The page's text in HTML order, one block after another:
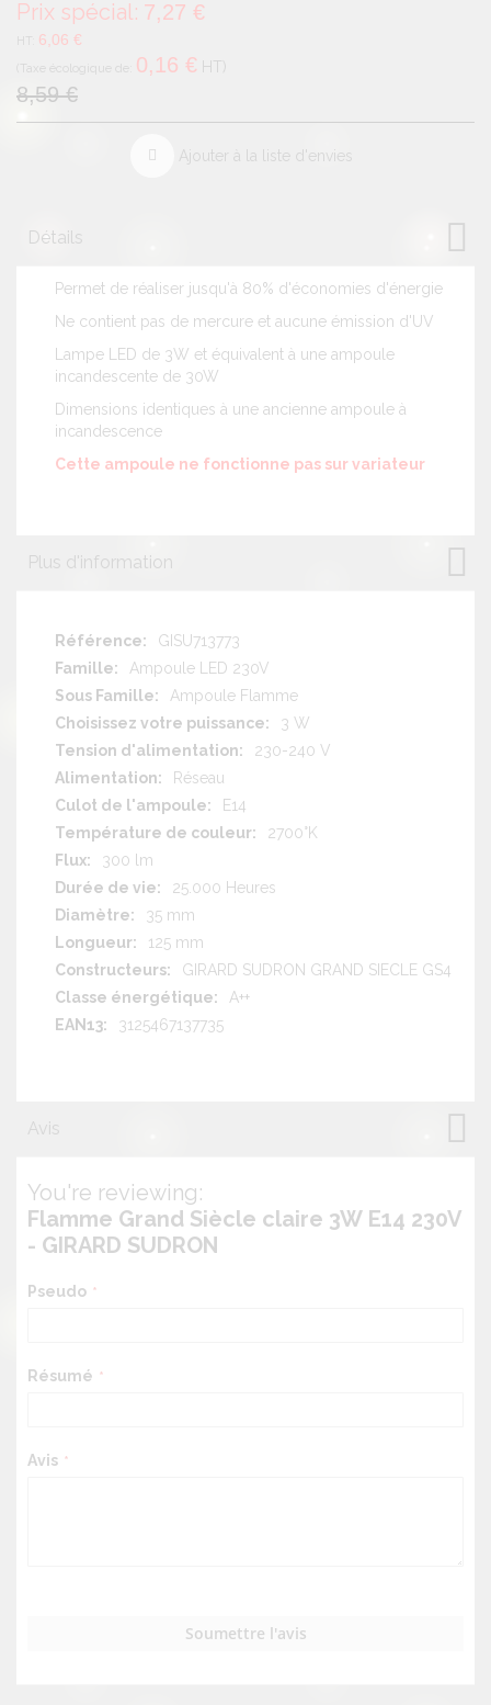
Prix spécial 7,27 €
6,06 €
0,16 € HT
8,59 €
Ajouter à la liste d'envies
Détails
Permet de réaliser jusqu'à 80% d'économies d'énergie
Ne contient pas de mercure et aucune émission d'UV
Lampe LED de 3W et équivalent à une ampoule
incandescente de 30W
Dimensions identiques à une ancienne ampoule à
incandescence
Cette ampoule ne fonctionne pas sur variateur
Plus d'information
Plus
d'information
GISU713773
Ampoule LED 230V
Ampoule Flamme
3 W
230-240 V
Réseau
E14
2700°K
300 lm
25.000 Heures
35 mm
125 mm
GIRARD SUDRON GRAND SIECLE GS4
A++
3125467137735
Avis
You're reviewing:
Flamme Grand Siècle claire 3W E14 230V
- GIRARD SUDRON
Pseudo
Résumé
Avis
Soumettre l'avis